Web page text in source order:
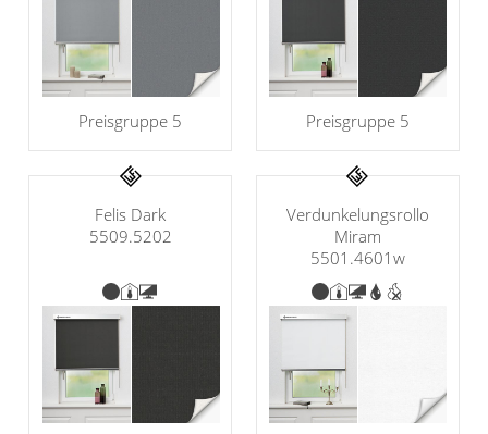
Preisgruppe 5 Preisgruppe 5
Felis Dark
5509.5202
Verdunkelungsrollo
Miram
5501.4601w